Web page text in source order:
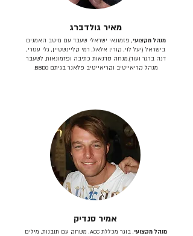
מאיר גולדברג
מנהל מקצועי, פזמונאי ישראלי שעבד עם מיטב האמנים
בישראל (יעל לוי, קורין אלאל, רמי קליינשטיין, גלי עטרי,
דנה ברגר ועוד).מנחה סדנאות כתיבה ופזמונאות. לשעבר
מנהל קריאייטיב וקריאייטיב פלאנר בגיתם BBDO.
אמיר סנדיק
מנהל מקצועי
, בוגר מכללת ACC, משחק עם תובנות, מילים